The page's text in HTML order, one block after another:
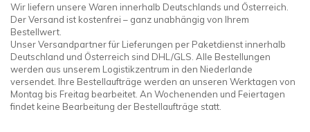
Wir liefern unsere Waren innerhalb Deutschlands und Österreich.
Der Versand ist kostenfrei – ganz unabhängig von Ihrem
Bestellwert.
Unser Versandpartner für Lieferungen per Paketdienst innerhalb
Deutschland und Österreich sind DHL/GLS. Alle Bestellungen
werden aus unserem Logistikzentrum in den Niederlande
versendet. Ihre Bestellaufträge werden an unseren Werktagen von
Montag bis Freitag bearbeitet. An Wochenenden und Feiertagen
findet keine Bearbeitung der Bestellaufträge statt.